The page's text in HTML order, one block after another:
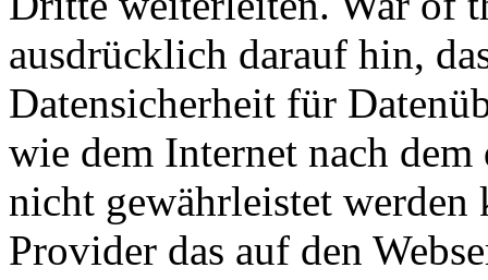
ausdrücklich darauf hin,
Datensicherheit für
wie dem Internet nach
nicht gewährleistet werden
Provider das auf den